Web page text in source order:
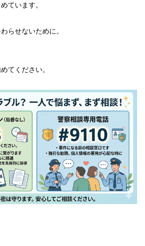
ています。
らせないために。
てください。